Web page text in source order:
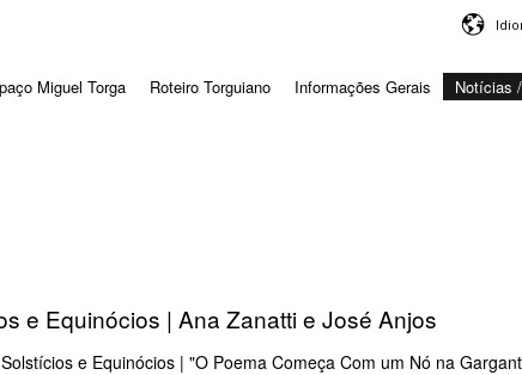
Miguel Torga Roteiro Torguiano Informações Gerais Notícias
e Equinócios | Ana Zanatti e José Anjos
e Equinócios | "O Poema Começa Com um Nó na